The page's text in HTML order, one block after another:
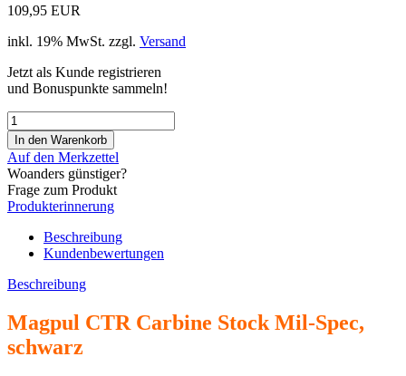
109,95 EUR
inkl. 19% MwSt. zzgl. Versand
Jetzt als Kunde registrieren
und Bonuspunkte sammeln!
Auf den Merkzettel
Woanders günstiger?
Frage zum Produkt
Produkterinnerung
Beschreibung
Kundenbewertungen
Beschreibung
Magpul CTR Carbine Stock Mil-Spec,
schwarz